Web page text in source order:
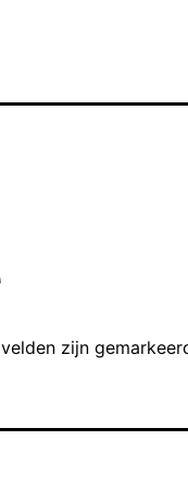
zijn